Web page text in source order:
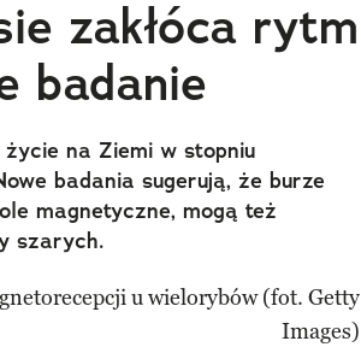
zakłóca rytm
badanie
życie na Ziemi w stopniu
badania sugerują, że burze
magnetyczne, mogą też
szarych.